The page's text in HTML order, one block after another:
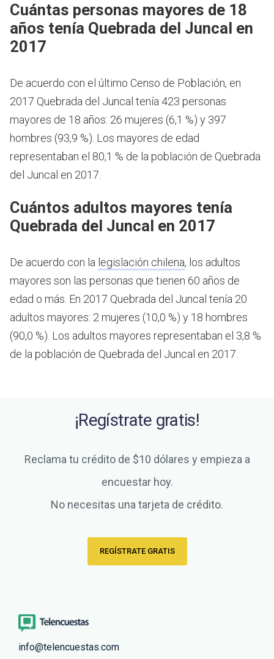
Cuántas personas mayores de 18
años tenía Quebrada del Juncal en
2017
De acuerdo con el último Censo de Población, en
2017 Quebrada del Juncal tenía 423 personas
mayores de 18 años: 26 mujeres (6,1 %) y 397
hombres (93,9 %). Los mayores de edad
representaban el 80,1 % de la población de Quebrada
del Juncal en 2017.
Cuántos adultos mayores tenía
Quebrada del Juncal en 2017
De acuerdo con la legislación chilena, los adultos
mayores son las personas que tienen 60 años de
edad o más. En 2017 Quebrada del Juncal tenía 20
adultos mayores: 2 mujeres (10,0 %) y 18 hombres
(90,0 %). Los adultos mayores representaban el 3,8 %
de la población de Quebrada del Juncal en 2017.
¡Regístrate gratis!
Reclama tu crédito de $10 dólares y empieza a
encuestar hoy.
No necesitas una tarjeta de crédito.
REGÍSTRATE GRATIS
info@telencuestas.com